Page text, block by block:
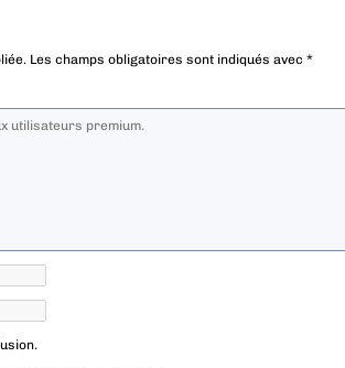
Les champs obligatoires sont indiqués avec *